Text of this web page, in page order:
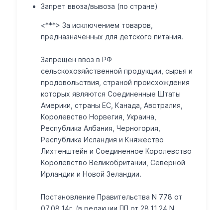
Запрет ввоза/вывоза (по стране)
<***> За исключением товаров,
предназначенных для детского питания.
Запрещен ввоз в РФ
сельскохозяйственной продукции, сырья и
продовольствия, страной происхождения
которых являются Соединенные Штаты
Америки, страны ЕС, Канада, Австралия,
Королевство Норвегия, Украина,
Республика Албания, Черногория,
Республика Исландия и Княжество
Лихтенштейн и Соединенное Королевство
Королевство Великобритании, Северной
Ирландии и Новой Зеландии.
Постановление Правительства N 778 от
07.08.14г. (в редакции ПП от 28.11.24 N